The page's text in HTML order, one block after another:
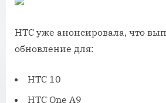
HTC уже анонсировала, что
обновление для:
HTC 10
HTC One A9